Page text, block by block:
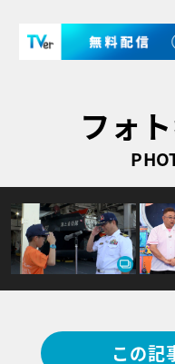
フォ
この記